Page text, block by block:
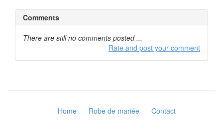
Comments
There are still no comments posted ...
Rate and post your comment
Home Robe de mariée Contact